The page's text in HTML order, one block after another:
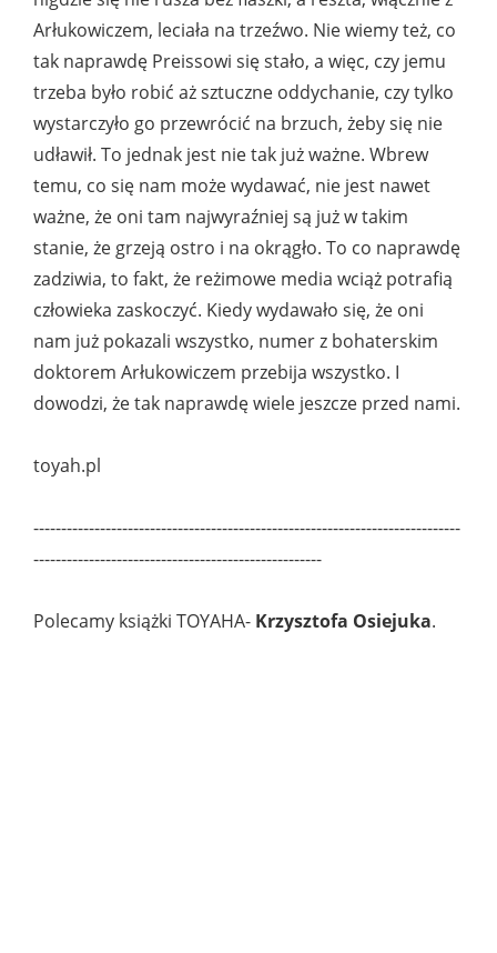
Arłukowiczem, leciała na trzeźwo. Nie wiemy też, co
tak naprawdę Preissowi się stało, a więc, czy jemu
trzeba było robić aż sztuczne oddychanie, czy tylko
wystarczyło go przewrócić na brzuch, żeby się nie
udławił. To jednak jest nie tak już ważne. Wbrew
temu, co się nam może wydawać, nie jest nawet
ważne, że oni tam najwyraźniej są już w takim
stanie, że grzeją ostro i na okrągło. To co naprawdę
zadziwia, to fakt, że reżimowe media wciąż potrafią
człowieka zaskoczyć. Kiedy wydawało się, że oni
nam już pokazali wszystko, numer z bohaterskim
doktorem Arłukowiczem przebija wszystko. I
dowodzi, że tak naprawdę wiele jeszcze przed nami.
toyah.pl
-----------------------------------------------------------------------------
----------------------------------------------------
Polecamy książki TOYAHA- Krzysztofa Osiejuka.